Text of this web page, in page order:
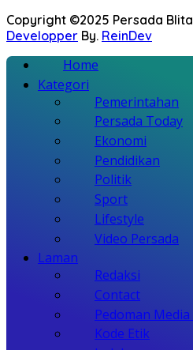
Copyright ©2025 Persada
Developper By. ReinDev
Home
Kategori
Pemerintahan
Persada Today
Ekonomi
Pendidikan
Politik
Sport
Lifestyle
Video Persada
Laman
Redaksi
Contact
Pedoman
Kode Etik